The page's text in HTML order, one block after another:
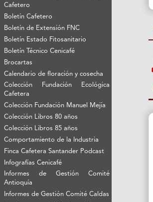
Cafetero
Boletín Cafetero
Boletín de Extensión FNC
Boletín Estado Fitosanitario
Boletín Técnico Cenicafé
Brocartas
Calendario de floración y cosecha
Colección Fundación Ecológica
Cafetera
Colección Fundación Manuel Mejía
Colección Libros 80 años
Colección Libros 85 años
Comportamiento de la Industria
Finca Cafetera Santander Podcast
Infografías Cenicafé
Informes de Gestión Comité
Antioquía
Informes de Gestión Comité Caldas